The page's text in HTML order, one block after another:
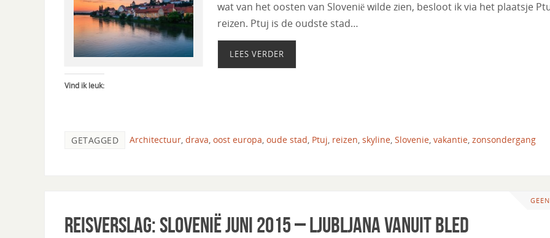
wat van het oosten van Slovenië wilde zien, besloot ik via het plaatsje
reizen. Ptuj is de oudste stad…
LEES VERDER
Vind ik leuk:
GETAGGED Architectuur drava oost europa oude stad Ptuj reizen skyline Slovenie vakantie zonsondergang
Reisverslag: Slovenië Juni 2015 – Ljubljana vanuit Bled